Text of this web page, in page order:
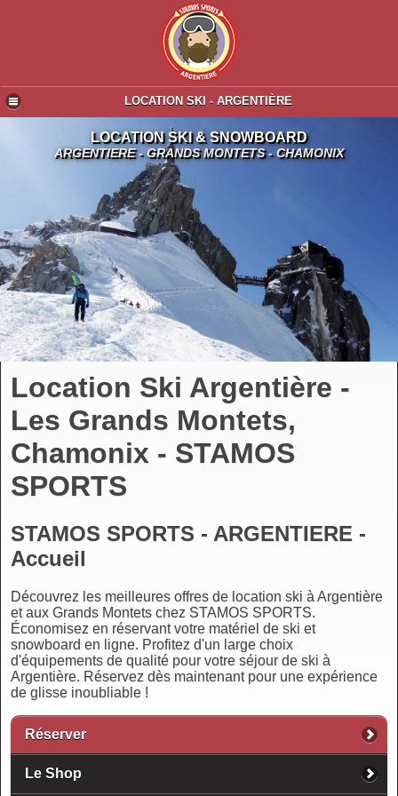
LOCATION SKI - ARGENTIÈRE
LOCATION SKI & SNOWBOARD
ARGENTIERE - GRANDS MONTETS - CHAMONIX
Location Ski Argentière -
Les Grands Montets,
Chamonix - STAMOS
SPORTS
STAMOS SPORTS - ARGENTIERE -
Accueil
Découvrez les meilleures offres de location ski à Argentière
et aux Grands Montets chez STAMOS SPORTS.
Économisez en réservant votre matériel de ski et
snowboard en ligne. Profitez d'un large choix
d'équipements de qualité pour votre séjour de ski à
Argentière. Réservez dès maintenant pour une expérience
de glisse inoubliable !
Réserver
Le Shop